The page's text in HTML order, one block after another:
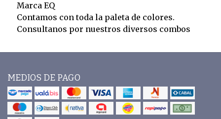
Marca EQ
Contamos con toda la paleta de colores.
Consultanos por nuestros diversos combos
MEDIOS DE PAGO